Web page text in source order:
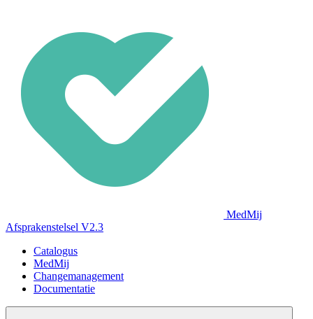
MedMij
Afsprakenstelsel V2.3
Catalogus
MedMij
Changemanagement
Documentatie